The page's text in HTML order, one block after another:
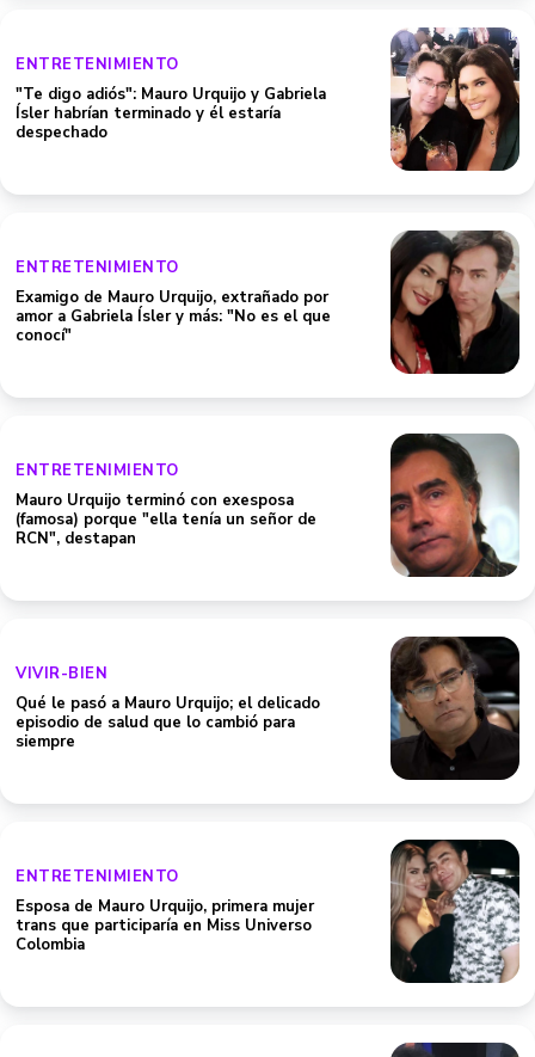
ENTRETENIMIENTO
"Te digo adiós": Mauro Urquijo y Gabriela
Ísler habrían terminado y él estaría
despechado
ENTRETENIMIENTO
Examigo de Mauro Urquijo, extrañado por
amor a Gabriela Ísler y más: "No es el que
conocí"
ENTRETENIMIENTO
Mauro Urquijo terminó con exesposa
(famosa) porque "ella tenía un señor de
RCN", destapan
VIVIR-BIEN
Qué le pasó a Mauro Urquijo; el delicado
episodio de salud que lo cambió para
siempre
ENTRETENIMIENTO
Esposa de Mauro Urquijo, primera mujer
trans que participaría en Miss Universo
Colombia